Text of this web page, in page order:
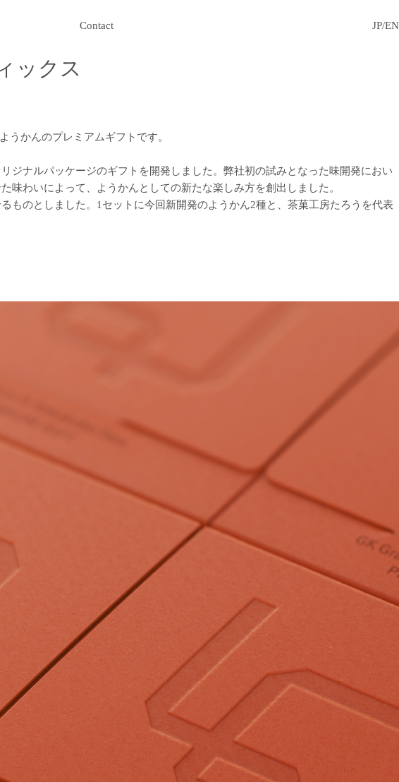
Contact JP/EN
ックス
うかんのプレミアムギフトです。
ジナルパッケージのギフトを開発しました。弊社初の試みとなった味開発におい
わいによって、ようかんとしての新たな楽しみ方を創出しました。
のとしました。1セットに今回新開発のようかん2種と、茶菓工房たろうを代表